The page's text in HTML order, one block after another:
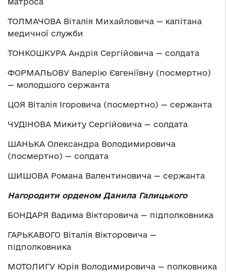
ТОЛМАЧОВА Віталія Михайловича — капітана
медичної служби
ТОНКОШКУРА Андрія Сергійовича — солдата
ФОРМАЛЬОВУ Валерію Євгеніївну (посмертно)
— молодшого сержанта
ЦОЯ Віталія Ігоровича (посмертно) — сержанта
ЧУДІНОВА Микиту Сергійовича — солдата
ШАНЬКА Олександра Володимировича
(посмертно) — солдата
ШИШОВА Романа Валентиновича — сержанта
Нагородити орденом Данила Галицького
БОНДАРЯ Вадима Вікторовича — підполковника
ГАРЬКАВОГО Віталія Вікторовича —
підполковника
МОТОЛИГУ Юрія Володимировича — полковника